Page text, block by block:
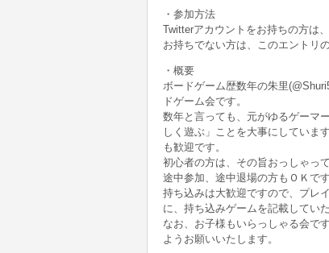
・参加方法
Twitterアカウントをお持ちの方は、
お持ちでない方は、このエントリ
・概要
ボードゲーム歴数年の朱里
ドゲーム会です。
数年と言っても、元がゆるゲーマ
しく遊ぶ」ことを大事にしていま
も歓迎です。
初心者の方は、その旨おっしゃっ
途中参加、途中退場の方もＯＫです
持ち込みは大歓迎ですので、プレ
に、持ち込みゲームを記載してい
なお、お子様もいらっしゃる会で
ようお願いいたします。